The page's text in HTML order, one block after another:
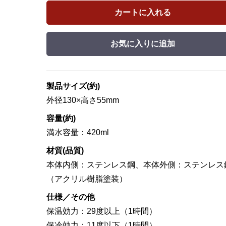
カートに入れる
お気に入りに追加
製品サイズ(約)
外径130×高さ55mm
容量(約)
満水容量：420ml
材質(品質)
本体内側：ステンレス鋼、本体外側：ステンレス
（アクリル樹脂塗装）
仕様／その他
保温効力：29度以上（1時間）